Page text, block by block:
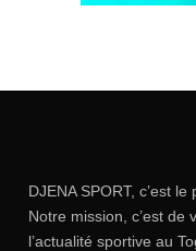
DJENA SPORT, c’est
Notre mission, c’est
l’actualité sportive au